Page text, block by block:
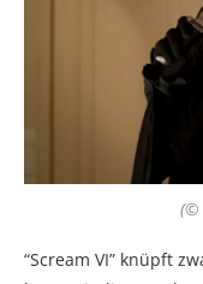
(©
“Scream VI” knüpft